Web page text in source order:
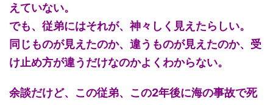
えていない。
でも、従弟にはそれが、神々しく見えたらしい。
同じものが見えたのか、違うものが見えたのか、受
け止め方が違うだけなのかよくわからない。
余談だけど、この従弟、この2年後に海の事故で死